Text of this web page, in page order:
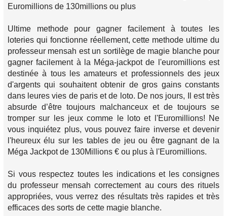
Euromillions de 130millions ou plus
Ultime methode pour gagner facilement à toutes les
loteries qui fonctionne réellement, cette methode ultime du
professeur mensah est un sortilège de magie blanche pour
gagner facilement à la Méga-jackpot de l'euromillions est
destinée à tous les amateurs et professionnels des jeux
d'argents qui souhaitent obtenir de gros gains constants
dans leures vies de paris et de loto. De nos jours, Il est très
absurde d’être toujours malchanceux et de toujours se
tromper sur les jeux comme le loto et l'Euromillions! Ne
vous inquiétez plus, vous pouvez faire inverse et devenir
l'heureux élu sur les tables de jeu ou être gagnant de la
Méga Jackpot de 130Millions € ou plus à l'Euromillions.
Si vous respectez toutes les indications et les consignes
du professeur mensah correctement au cours des rituels
appropriées, vous verrez des résultats très rapides et très
efficaces des sorts de cette magie blanche.